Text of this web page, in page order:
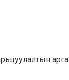
арга